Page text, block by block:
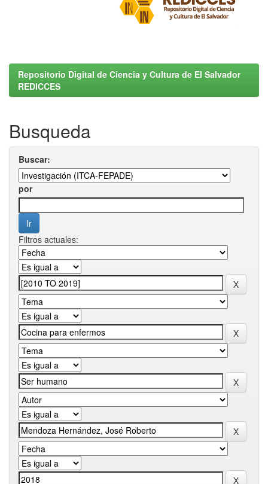
Repositorio Digital de Ciencia y Cultura de El Salvador
REDICCES
Busqueda
Buscar:
por
Filtros actuales: